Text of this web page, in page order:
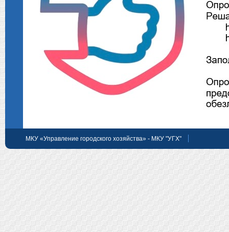
МКУ «Управление городского хозяйства» - МКУ "УГХ"